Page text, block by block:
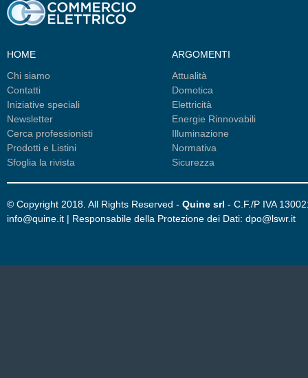
HOME
Chi siamo
Contatti
Iniziative speciali
Newsletter
Cerca professionisti
Prodotti e Listini
Sfoglia la rivista
ARGOMENTI
Attualità
Domotica
Elettricità
Energie Rinnovabili
Illuminazione
Normativa
Sicurezza
© Copyright 2018. All Rights Reserved - Quine srl - C.F./P IVA
info@quine.it | Responsabile della Protezione dei Dati: dpo@lswr.it